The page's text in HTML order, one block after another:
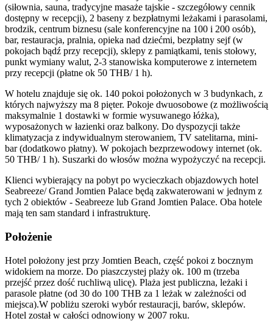
(siłownia, sauna, tradycyjne masaże tajskie - szczegółowy cennik
dostępny w recepcji), 2 baseny z bezpłatnymi leżakami i parasolami,
brodzik, centrum biznesu (sale konferencyjne na 100 i 200 osób),
bar, restauracja, pralnia, opieka nad dziećmi, bezpłatny sejf (w
pokojach bądź przy recepcji), sklepy z pamiątkami, tenis stołowy,
punkt wymiany walut, 2-3 stanowiska komputerowe z internetem
przy recepcji (płatne ok 50 THB/ 1 h).
W hotelu znajduje się ok. 140 pokoi położonych w 3 budynkach, z
których najwyższy ma 8 pięter. Pokoje dwuosobowe (z możliwością
maksymalnie 1 dostawki w formie wysuwanego łóżka),
wyposażonych w łazienki oraz balkony. Do dyspozycji także
klimatyzacja z indywidualnym sterowaniem, TV satelitarna, mini-
bar (dodatkowo płatny). W pokojach bezprzewodowy internet (ok.
50 THB/ 1 h). Suszarki do włosów można wypożyczyć na recepcji.
Klienci wybierający na pobyt po wycieczkach objazdowych hotel
Seabreeze/ Grand Jomtien Palace będą zakwaterowani w jednym z
tych 2 obiektów - Seabreeze lub Grand Jomtien Palace. Oba hotele
mają ten sam standard i infrastrukturę.
Położenie
Hotel położony jest przy Jomtien Beach, część pokoi z bocznym
widokiem na morze. Do piaszczystej plaży ok. 100 m (trzeba
przejść przez dość ruchliwą ulicę). Plaża jest publiczna, leżaki i
parasole płatne (od 30 do 100 THB za 1 leżak w zależności od
miejsca).W pobliżu szeroki wybór restauracji, barów, sklepów.
Hotel został w całości odnowiony w 2007 roku.